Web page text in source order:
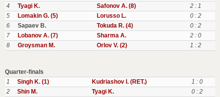
4
Tyagi K. Safonov A. (8)
2 : 1
5
Lomakin G. (5) Lorusso L.
0 : 2
6
Sapaev B. Tokuda R. (4)
0 : 2
7
Lobanov A. (7) Sharma A.
2 : 0
8
Groysman M. Orlov V. (2) 1 : 2
Quarter-finals
1
Singh K. (1) Kudriashov I. (RET.)
1 : 0
2
Shin M. Tyagi K.
0 : 2